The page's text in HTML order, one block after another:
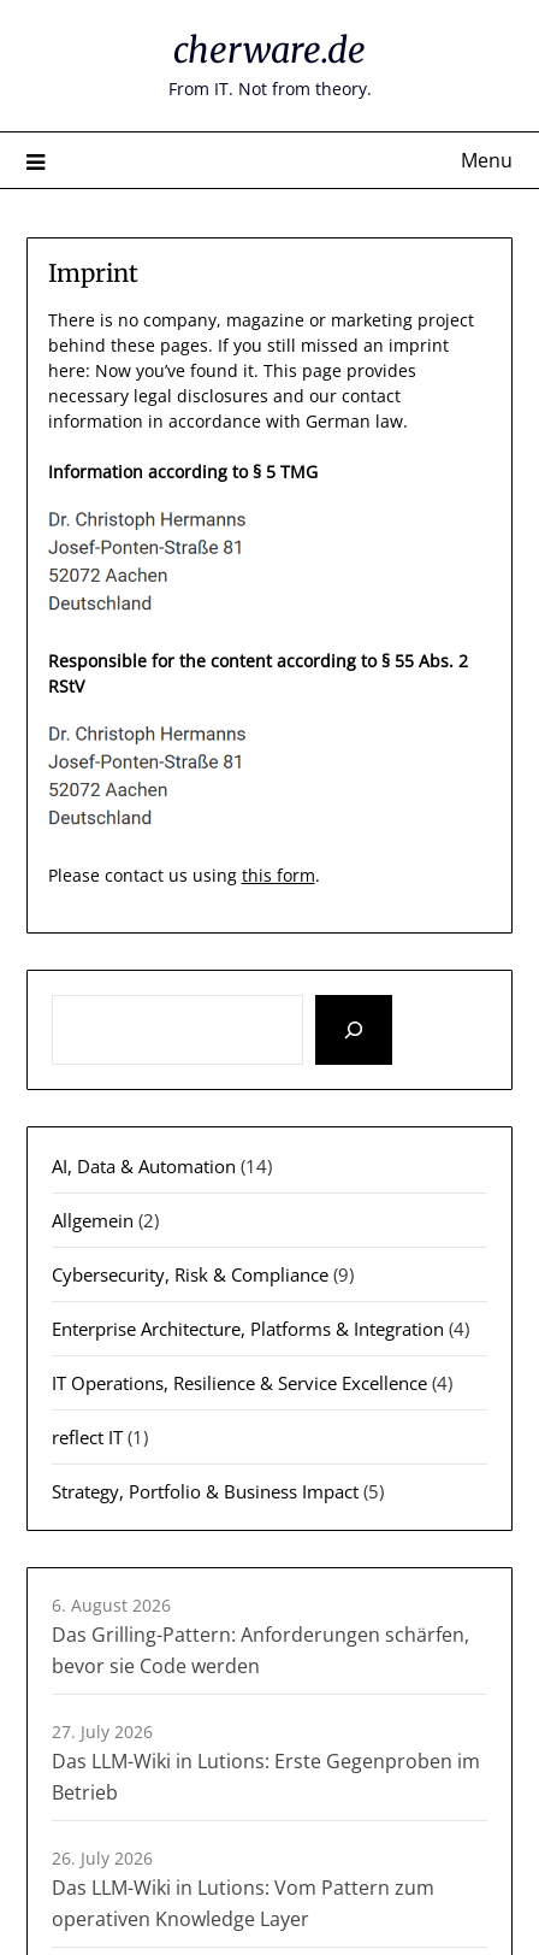
cherware.de
From IT. Not from theory.
Menu
Imprint
There is no company, magazine or marketing project
behind these pages. If you still missed an imprint
here: Now you’ve found it. This page provides
necessary legal disclosures and our contact
information in accordance with German law.
Information according to § 5 TMG
Responsible for the content according to § 55 Abs. 2
RStV
Please contact us using this form.
AI, Data & Automation (14)
Allgemein (2)
Cybersecurity, Risk & Compliance (9)
Enterprise Architecture, Platforms & Integration (4)
IT Operations, Resilience & Service Excellence (4)
reflect IT(1)
Strategy, Portfolio & Business Impact (5)
6. August 2026
Das Grilling-Pattern: Anforderungen schärfen,
bevor sie Code werden
27. July 2026
Das LLM-Wiki in Lutions: Erste Gegenproben im
Betrieb
26. July 2026
Das LLM-Wiki in Lutions: Vom Pattern zum
operativen Knowledge Layer